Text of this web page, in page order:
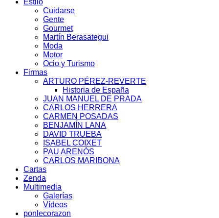
Estilo
Cuidarse
Gente
Gourmet
Martín Berasategui
Moda
Motor
Ocio y Turismo
Firmas
ARTURO PÉREZ-REVERTE
Historia de España
JUAN MANUEL DE PRADA
CARLOS HERRERA
CARMEN POSADAS
BENJAMÍN LANA
DAVID TRUEBA
ISABEL COIXET
PAU ARENÓS
CARLOS MARIBONA
Cartas
Zenda
Multimedia
Galerías
Vídeos
ponlecorazon